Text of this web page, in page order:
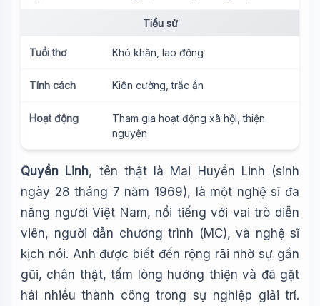
Tiểu sử
Tuổi thơ Khó khăn, lao động
Tính cách Kiên cường, trắc ẩn
Hoạt động
Tham gia hoạt động xã hội, thiện
nguyện
Quyền Linh, tên thật là Mai Huyền Linh (sinh
ngày 28 tháng 7 năm 1969), là một nghệ sĩ đa
năng người Việt Nam, nổi tiếng với vai trò diễn
viên, người dẫn chương trình (MC), và nghệ sĩ
kịch nói. Anh được biết đến rộng rãi nhờ sự gần
gũi, chân thật, tấm lòng hướng thiện và đã gặt
hái nhiều thành công trong sự nghiệp giải trí.